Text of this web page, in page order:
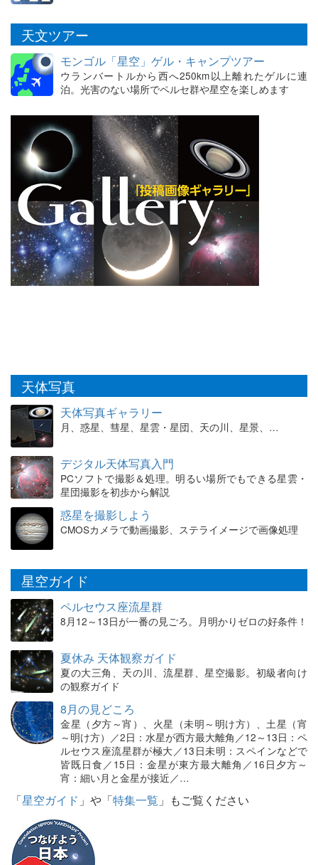
天文ツアー
モンゴル「星空」ゲル・キャンプツアー
ウランバートルから西へ250km以上離れたゲルに連
泊。光害のない場所でペルセ群や星空を楽しめます
天体写真
天体写真ギャラリー
月、惑星、彗星、星雲・星団、天の川、星景、…
デジタル天体写真入門
PCソフトで撮影＆処理。明るい場所でもできる星雲・
星団撮影を初歩から解説
惑星を撮影しよう
CMOSカメラで動画撮影、ステライメージで画像処理
星空ガイド
ペルセウス座流星群
8月12～13日が一番の見ごろ。月明かりゼロの好条件！
夏休み 天体観察ガイド
夏の大三角、天の川、流星群、星空撮影。初級者向け
の観察ガイド
8月の見どころ
金星（夕方～宵）、火星（未明～明け方）、土星（宵
～明け方）／2日：水星が西方最大離角／12～13日：ペ
ルセウス座流星群が極大／13日未明：スペインなどで
皆既日食／15日：金星が東方最大離角／16日夕方～
宵：細い月と金星が接近／…
「星空ガイド 」や「特集一覧 」もご覧ください